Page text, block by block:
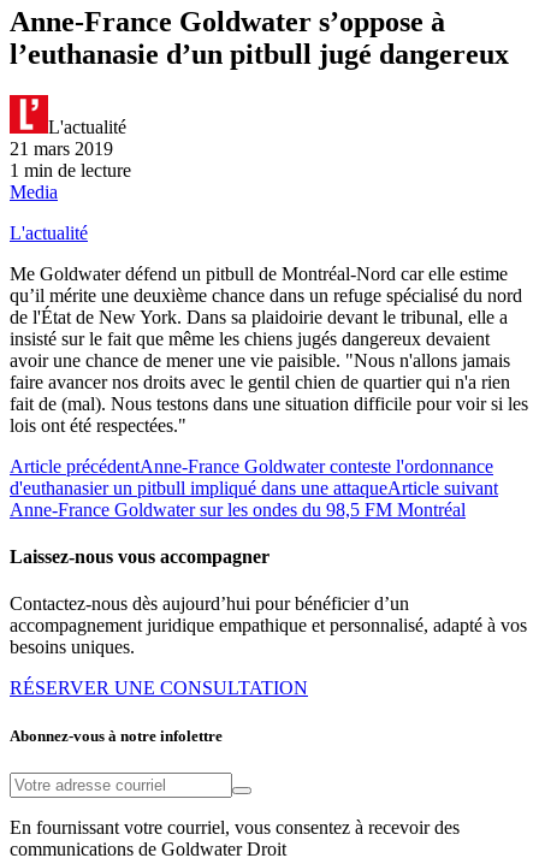
Anne-France Goldwater s’oppose à
l’euthanasie d’un pitbull jugé dangereux
L'actualité
21 mars 2019
1 min de lecture
Media
L'actualité
Me Goldwater défend un pitbull de Montréal-Nord car elle estime
qu’il mérite une deuxième chance dans un refuge spécialisé du nord
de l'État de New York. Dans sa plaidoirie devant le tribunal, elle a
insisté sur le fait que même les chiens jugés dangereux devaient
avoir une chance de mener une vie paisible. "Nous n'allons jamais
faire avancer nos droits avec le gentil chien de quartier qui n'a rien
fait de (mal). Nous testons dans une situation difficile pour voir si les
lois ont été respectées."
Article précédentAnne-France Goldwater conteste l'ordonnance
d'euthanasier un pitbull impliqué dans une attaqueArticle suivant
Anne-France Goldwater sur les ondes du 98,5 FM Montréal
Laissez-nous vous accompagner
Contactez-nous dès aujourd’hui pour bénéficier d’un
accompagnement juridique empathique et personnalisé, adapté à vos
besoins uniques.
RÉSERVER UNE CONSULTATION
Abonnez-vous à notre infolettre
En fournissant votre courriel, vous consentez à recevoir des
communications de Goldwater Droit